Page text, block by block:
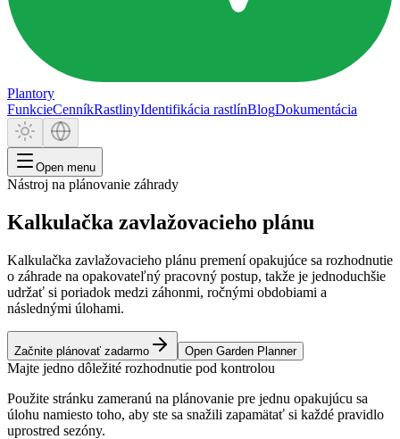
Plantory
FunkcieCenníkRastlinyIdentifikácia rastlínBlogDokumentácia
Open menu
Nástroj na plánovanie záhrady
Kalkulačka zavlažovacieho plánu
Kalkulačka zavlažovacieho plánu premení opakujúce sa rozhodnutie
o záhrade na opakovateľný pracovný postup, takže je jednoduchšie
udržať si poriadok medzi záhonmi, ročnými obdobiami a
následnými úlohami.
Začnite plánovať zadarmo Open Garden Planner
Majte jedno dôležité rozhodnutie pod kontrolou
Použite stránku zameranú na plánovanie pre jednu opakujúcu sa
úlohu namiesto toho, aby ste sa snažili zapamätať si každé pravidlo
uprostred sezóny.